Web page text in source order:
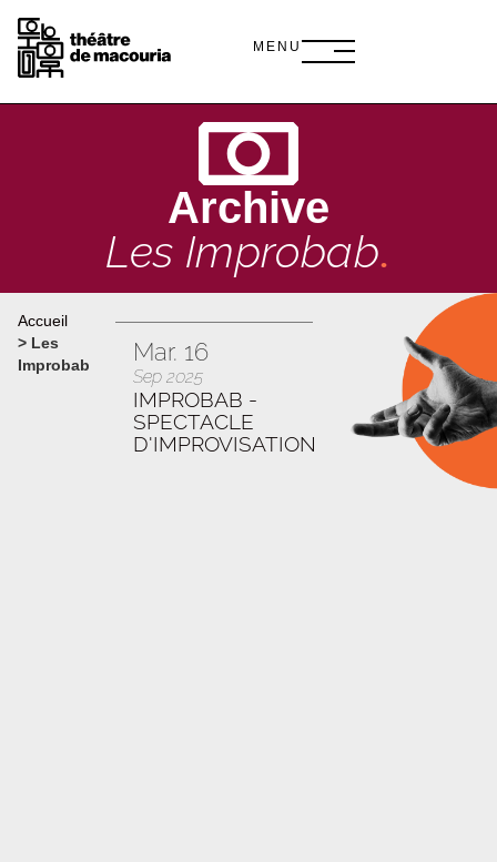
MENU
Archive
Les Improbab.
Accueil
> Les
Improbab
Mar. 16
Sep 2025
IMPROBAB -
SPECTACLE
D'IMPROVISATION